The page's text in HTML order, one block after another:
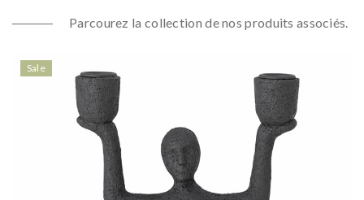
Parcourez la collection de nos produits associés.
Sale